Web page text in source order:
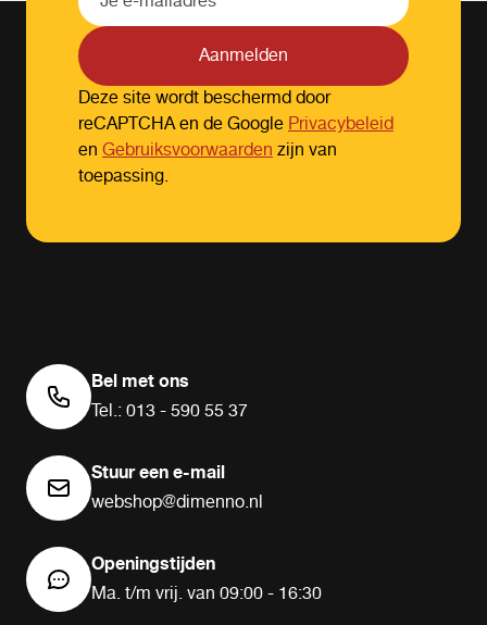
Aanmelden
Deze site wordt beschermd door
reCAPTCHA en de GooglePrivacybeleid
en Gebruiksvoorwaardenzijn van
toepassing.
Bel met ons
Tel.: 013 - 590 55 37
Stuur een e-mail
webshop@dimenno.nl
Openingstijden
Ma. t/m vrij. van 09:00 - 16:30